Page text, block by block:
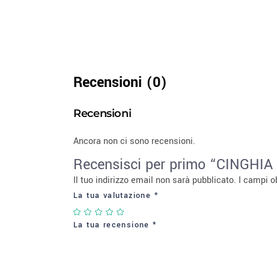
Recensioni (0)
Recensioni
Ancora non ci sono recensioni.
Recensisci per primo
Il tuo indirizzo email non sarà pubblicato. I campi
La tua valutazione *
La tua recensione*